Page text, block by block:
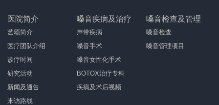
医院简介
艺颂简介
医疗团队介绍
诊疗时间
研究活动
新闻及通告
来访路线
嗓音疾病及治疗
声带疾病
嗓音手术
嗓音女性化手术
BOTOX治疗专科
疾病及术后视频
嗓音检查及管理
嗓音检查
嗓音管理项目